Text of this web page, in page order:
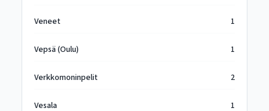
Veneet 1
Vepsä (Oulu) 1
Verkkomoninpelit 2
Vesala 1